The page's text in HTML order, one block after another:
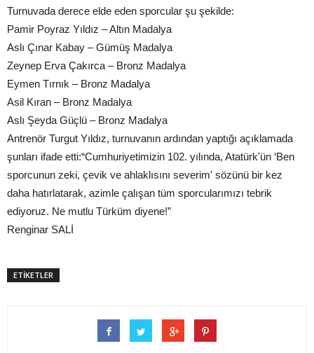
Turnuvada derece elde eden sporcular şu şekilde:
Pamir Poyraz Yıldız – Altın Madalya
Aslı Çınar Kabay – Gümüş Madalya
Zeynep Erva Çakırca – Bronz Madalya
Eymen Tırnık – Bronz Madalya
Asil Kıran – Bronz Madalya
Aslı Şeyda Güçlü – Bronz Madalya
Antrenör Turgut Yıldız, turnuvanın ardından yaptığı açıklamada
şunları ifade etti:“Cumhuriyetimizin 102. yılında, Atatürk'ün ‘Ben
sporcunun zeki, çevik ve ahlaklısını severim' sözünü bir kez
daha hatırlatarak, azimle çalışan tüm sporcularımızı tebrik
ediyoruz. Ne mutlu Türküm diyene!”
Renginar SALİ
ETİKETLER